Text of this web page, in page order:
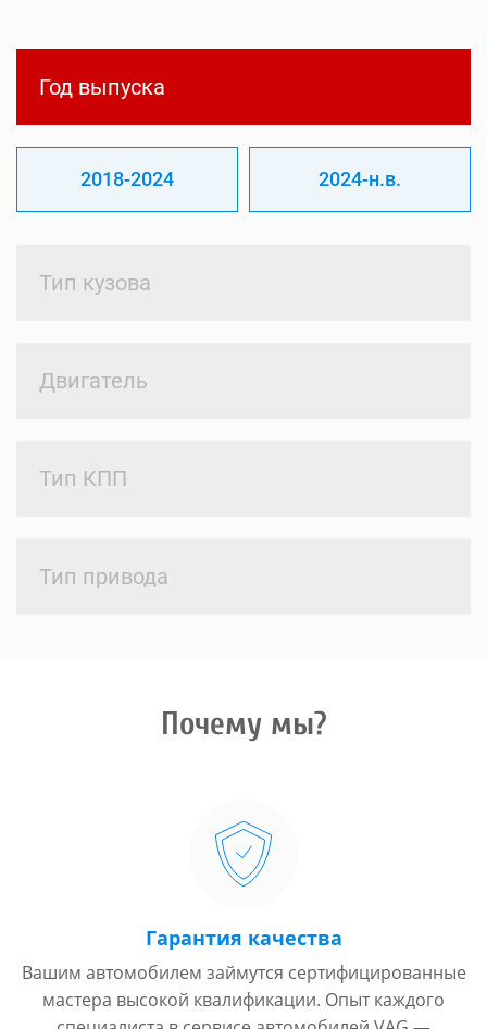
Год выпуска
2018-2024 2024-н.в.
Тип кузова
Двигатель
Тип КПП
Тип привода
Почему мы?
Гарантия качества
Вашим автомобилем займутся сертифицированные
мастера высокой квалификации. Опыт каждого